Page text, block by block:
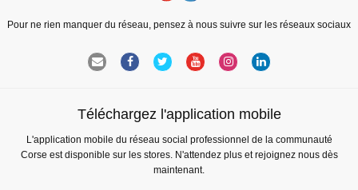
Pour ne rien manquer du réseau, pensez à nous suivre sur les réseaux sociaux
Téléchargez l'application mobile
L'application mobile du réseau social professionnel de la communauté
Corse est disponible sur les stores. N'attendez plus et rejoignez nous dès
maintenant.